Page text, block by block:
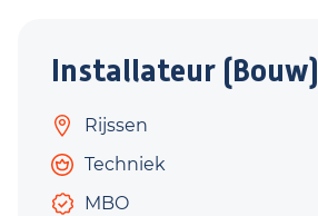
Installateur (Bouw)
Rijssen
Techniek
MBO